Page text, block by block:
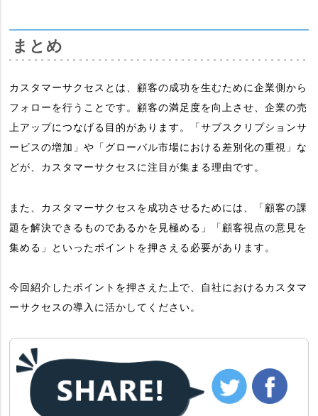
まとめ
カスタマーサクセスとは、顧客の成功を生むために企業側から
フォローを行うことです。顧客の満足度を向上させ、企業の売
上アップにつなげる目的があります。「サブスクリプションサ
ービスの増加」や「グローバル市場における差別化の重視」な
どが、カスタマーサクセスに注目が集まる理由です。
また、カスタマーサクセスを成功させるためには、「顧客の課
題を解決できるものであるかを見極める」「顧客視点の意見を
集める」といったポイントを押さえる必要があります。
今回紹介したポイントを押さえた上で、自社におけるカスタマ
ーサクセスの導入に活かしてください。